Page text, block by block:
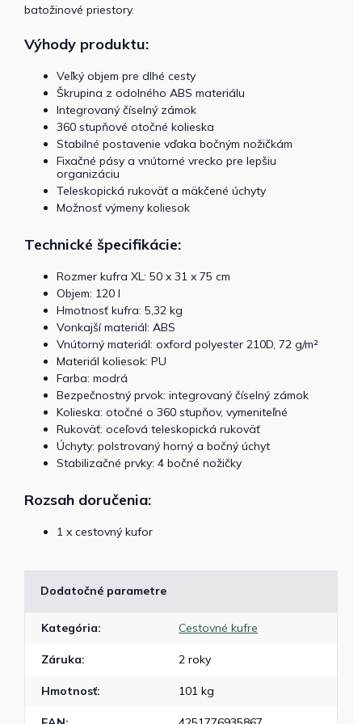
batožinové priestory.
Výhody produktu:
Veľký objem pre dlhé cesty
Škrupina z odolného ABS materiálu
Integrovaný číselný zámok
360 stupňové otočné kolieska
Stabilné postavenie vďaka bočným nožičkám
Fixačné pásy a vnútorné vrecko pre lepšiu
organizáciu
Teleskopická rukoväť a mäkčené úchyty
Možnosť výmeny koliesok
Technické špecifikácie:
Rozmer kufra XL: 50 x 31 x 75 cm
Objem: 120 l
Hmotnosť kufra: 5,32 kg
Vonkajší materiál: ABS
Vnútorný materiál: oxford polyester 210D, 72 g/m²
Materiál koliesok: PU
Farba: modrá
Bezpečnostný prvok: integrovaný číselný zámok
Kolieska: otočné o 360 stupňov, vymeniteľné
Rukoväť: oceľová teleskopická rukoväť
Úchyty: polstrovaný horný a bočný úchyt
Stabilizačné prvky: 4 bočné nožičky
Rozsah doručenia:
1 x cestovný kufor
Dodatočné parametre
Kategória: Cestovné kufre
Záruka: 2 roky
Hmotnosť: 101 kg